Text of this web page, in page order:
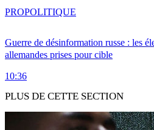
Guerre de désinformation russe : les
allemandes prises pour cible
10:36
PROPOLITIQUE
PLUS DE CETTE SECTION